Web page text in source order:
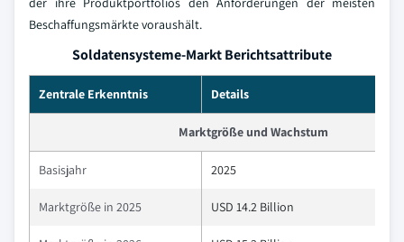
Beschaffungsmärkte voraushält.
Soldatensysteme-Markt Berichtsattribute
Zentrale Erkenntnis Details
Marktgröße und Wachstum
Basisjahr 2025
Marktgröße in 2025 USD 14.2 Billion